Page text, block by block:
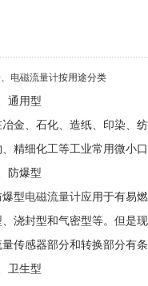
电磁流量计按用途分类
通用型
冶金、石化、造纸、印染、
、精细化工等工业常用微小
防爆型
爆型电磁流量计应用于有易
、浇封型和气密型等。但是
量传感器部分和转换部分有
卫生型